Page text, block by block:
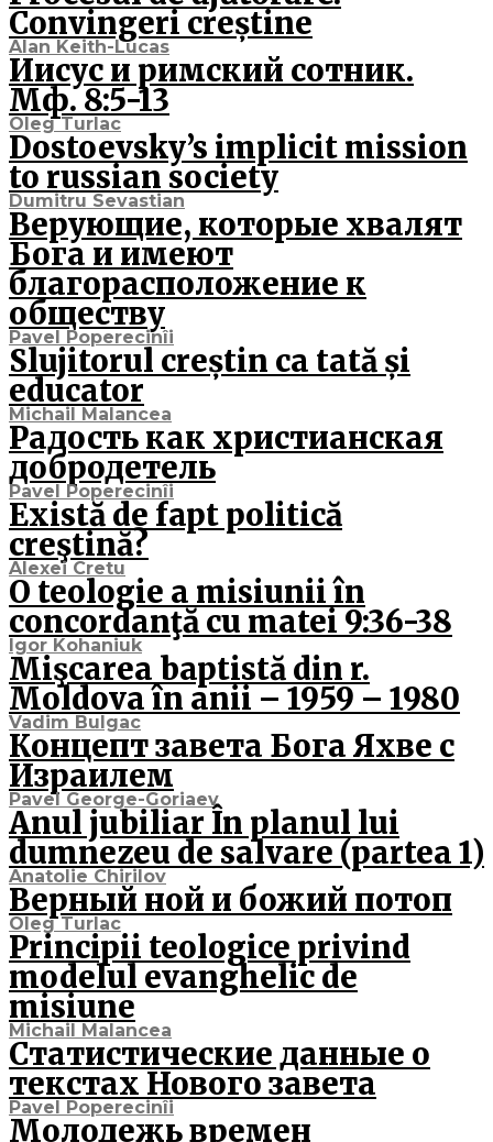
Convingeri creștine
Alan Keith-Lucas
Иисус и римский сотник.
Мф. 8:5-13
Oleg Turlac
Dostoevsky’s implicit mission
to russian society
Dumitru Sevastian
Верующие, которые хвалят
Бога и имеют
благорасположение к
обществу
Pavel Poperecinîi
Slujitorul creștin ca tată și
educator
Michail Malancea
Радость как христианская
добродетель
Pavel Poperecinîi
Există de fapt politică
creştină?
Alexei Cretu
O teologie a misiunii în
concordanţă cu matei 9:36-38
Igor Kohaniuk
Mişcarea baptistă din r.
Moldova în anii – 1959 – 1980
Vadim Bulgac
Концепт завета Бога Яхве с
Израилем
Pavel George-Goriaev
Anul jubiliar În planul lui
dumnezeu de salvare (partea 1)
Anatolie Chirilov
Верный ной и божий потоп
Oleg Turlac
Principii teologice privind
modelul evanghelic de
misiune
Michail Malancea
Статистические данные о
текстах Нового завета
Pavel Poperecinîi
Молодежь времен